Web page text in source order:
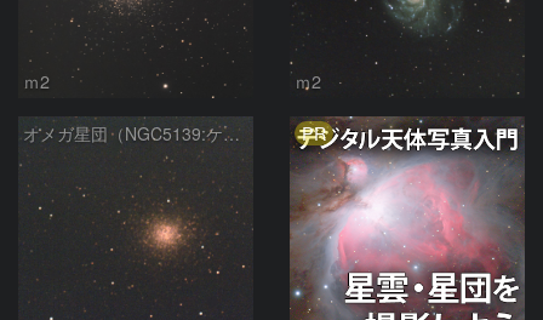
ｍ2 ｍ2
オメガ星団（NGC5139:ケンタウルス座球状星団） PR